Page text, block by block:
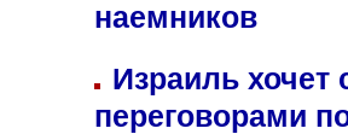
наемников
Израиль хочет
переговорами